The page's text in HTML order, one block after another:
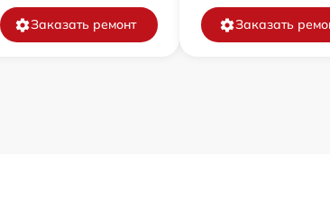
Заказать ремонт Заказать